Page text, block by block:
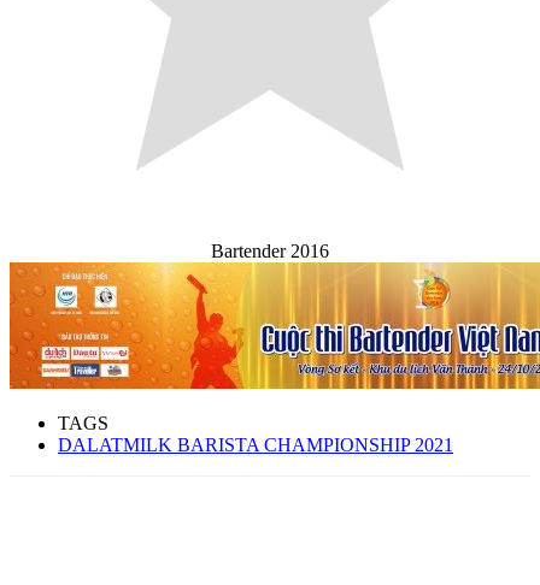
Bartender 2016
TAGS
DALATMILK BARISTA CHAMPIONSHIP 2021